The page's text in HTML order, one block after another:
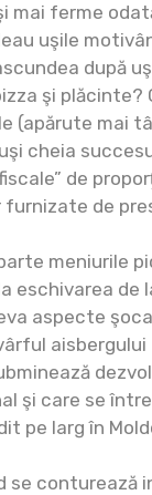
mai ferme
uşile
după
şi plăcinte?
(apărute mai
cheia
de
de
meniurile
eschivarea de
aspecte
aisbergului
şi care se
pe larg în
se conturează